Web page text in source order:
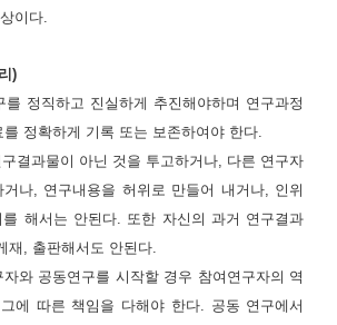
이다.
)
정직하고 진실하게 추진해야하며 연구과정
정확하게 기록 또는 보존하여야 한다.
결과물이 아닌 것을 투고하거나, 다른 연구자
나, 연구내용을 허위로 만들어 내거나, 인위
해서는 안된다. 또한 자신의 과거 연구결과
재, 출판해서도 안된다.
와 공동연구를 시작할 경우 참여연구자의 역
에 따른 책임을 다해야 한다. 공동 연구에서